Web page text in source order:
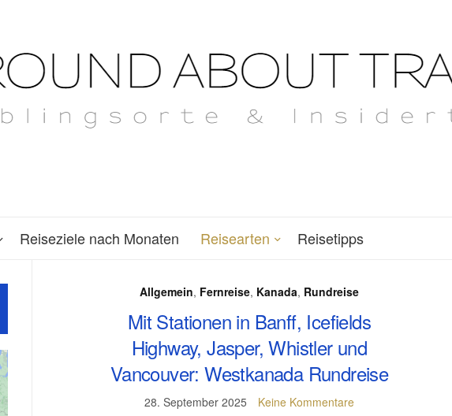
Reiseziele nach Monaten Reisearten Reisetipps
Allgemein, Fernreise, Kanada, Rundreise
Mit Stationen in Banff, Icefields
Highway, Jasper, Whistler und
Vancouver: Westkanada Rundreise
28. September 2025 Keine Kommentare